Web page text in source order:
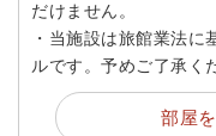
だけません。
・当施設は旅館業法に
ルです。予めご了承く
部屋